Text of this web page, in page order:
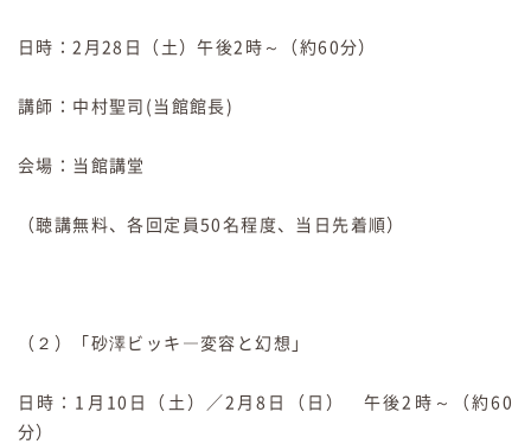
日時：2月28日（土）午後2時～（約60分）
講師：中村聖司(当館館長)
会場：当館講堂
（聴講無料、各回定員50名程度、当日先着順）
（２）「砂澤ビッキ―変容と幻想」
日時：1月10日（土）／2月8日（日） 午後2時～（約60
分）